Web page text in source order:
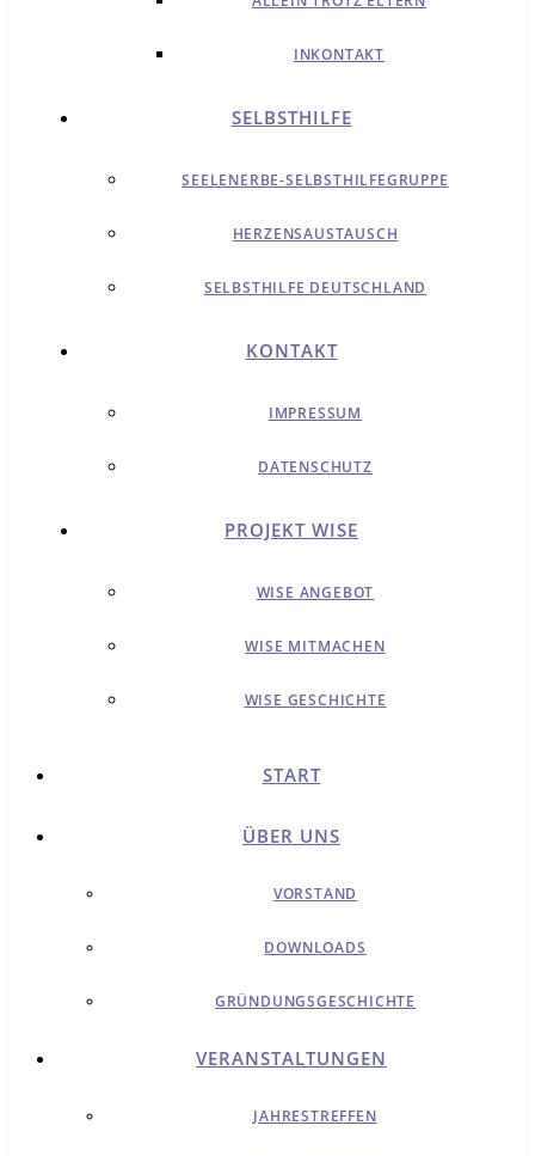
INKONTAKT
SELBSTHILFE
SEELENERBE-SELBSTHILFEGRUPPE
HERZENSAUSTAUSCH
SELBSTHILFE DEUTSCHLAND
KONTAKT
IMPRESSUM
DATENSCHUTZ
PROJEKT WISE
WISE ANGEBOT
WISE MITMACHEN
WISE GESCHICHTE
START
ÜBER UNS
VORSTAND
DOWNLOADS
GRÜNDUNGSGESCHICHTE
VERANSTALTUNGEN
JAHRESTREFFEN